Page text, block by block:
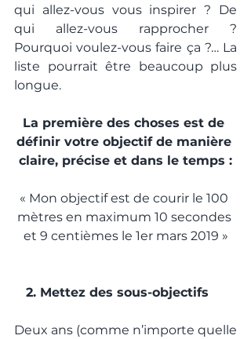
qui allez-vous vous inspirer ? De
qui allez-vous rapprocher ?
Pourquoi voulez-vous faire ça ?… La
liste pourrait être beaucoup plus
longue.
La première des choses est de
définir votre objectif de manière
claire, précise et dans le temps :
« Mon objectif est de courir le 100
mètres en maximum 10 secondes
et 9 centièmes le 1er mars 2019 »
   2. Mettez des sous-objectifs
Deux ans (comme n’importe quelle